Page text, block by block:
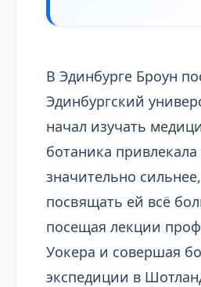
В Эдинбурге Броун
Эдинбургский
начал изучать
ботаника привлекала
значительно
посвящать ей всё
посещая лекции
Уокера и совершая
экспедиции в